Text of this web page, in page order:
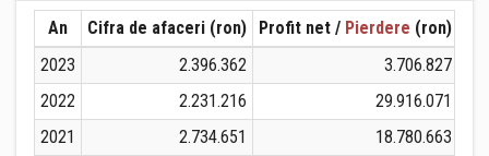
An Cifra de afaceri (ron) Profit net / Pierdere (ron)
2023
2.396.362
3.706.827
2022
2.231.216 29.916.071
2021
2.734.651 18.780.663